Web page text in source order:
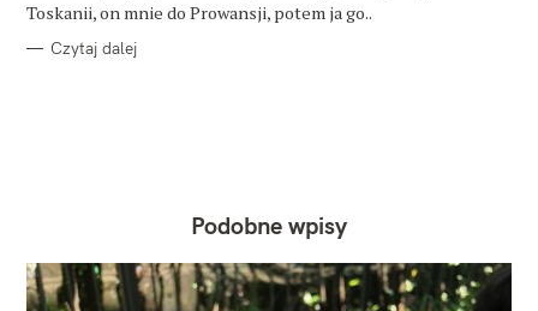
Toskanii, on mnie do Prowansji, potem ja go..
Czytaj dalej
Podobne wpisy